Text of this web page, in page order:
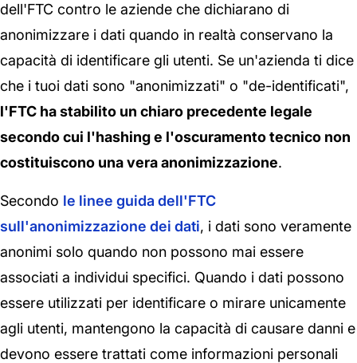
dell'FTC contro le aziende che dichiarano di
anonimizzare i dati quando in realtà conservano la
capacità di identificare gli utenti. Se un'azienda ti dice
che i tuoi dati sono "anonimizzati" o "de-identificati",
l'FTC ha stabilito un chiaro precedente legale
secondo cui l'hashing e l'oscuramento tecnico non
costituiscono una vera anonimizzazione.
Secondo le linee guida dell'FTC
sull'anonimizzazione dei dati, i dati sono veramente
anonimi solo quando non possono mai essere
associati a individui specifici. Quando i dati possono
essere utilizzati per identificare o mirare unicamente
agli utenti, mantengono la capacità di causare danni e
devono essere trattati come informazioni personali